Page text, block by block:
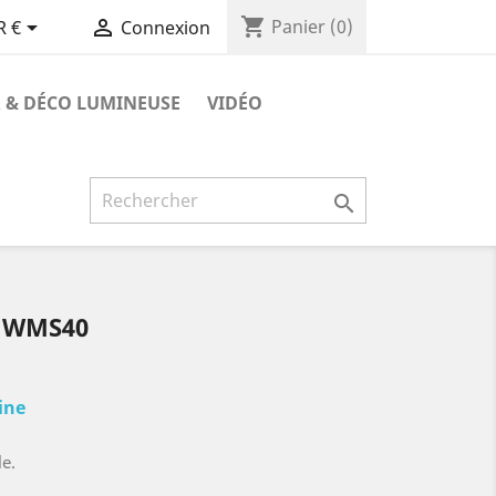
€  Connexion shopping_cart Panier (0)
DÉCO LUMINEUSE VIDÉO
